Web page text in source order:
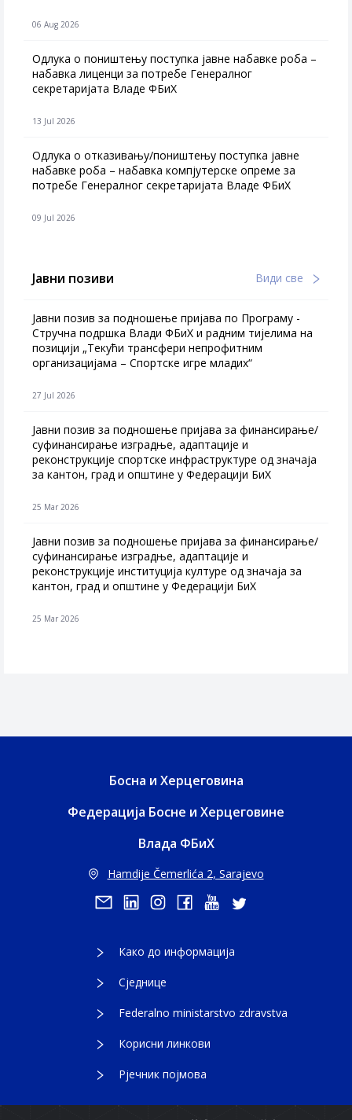
06 Aug 2026
Одлука о поништењу поступка јавне набавке роба –
набавка лиценци за потребе Генералног
секретаријата Владе ФБиХ
13 Jul 2026
Одлука о отказивању/поништењу поступка јавне
набавке роба – набавка компјутерске опреме за
потребе Генералног секретаријата Владе ФБиХ
09 Jul 2026
Јавни позиви Види све
Јавни позив за подношење пријава по Програму -
Стручна подршка Влади ФБиХ и радним тијелима на
позицији „Текући трансфери непрофитним
организацијама – Спортске игре младих“
27 Jul 2026
Jавни позив за подношење пријава за финансирање/
суфинансирање изградње, адаптације и
реконструкције спортске инфраструктуре од значаја
за кантон, град и општине у Федерацији БиХ
25 Mar 2026
Јавни позив за подношење пријава за финансирање/
суфинансирање изградње, адаптације и
реконструкције институција културе од значаја за
кантон, град и општине у Федерацији БиХ
25 Mar 2026
Босна и Херцеговина
Федерација Босне и Херцеговине
Влада ФБиХ
Hamdije Čemerlića 2, Sarajevo
Како до информација
Сједнице
Federalno ministarstvo zdravstva
Корисни линкови
Рјечник појмова